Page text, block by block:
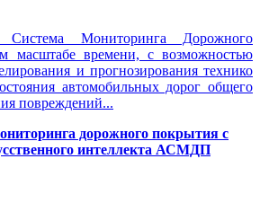
Система Мониторинга Дорожного
масштабе времени, с возможностью
и прогнозирования технико
автомобильных дорог общего
повреждений...
дорожного покрытия с
интеллекта АСМДП